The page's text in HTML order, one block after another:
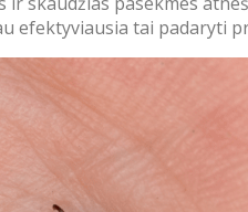
efektyviausia tai padaryti